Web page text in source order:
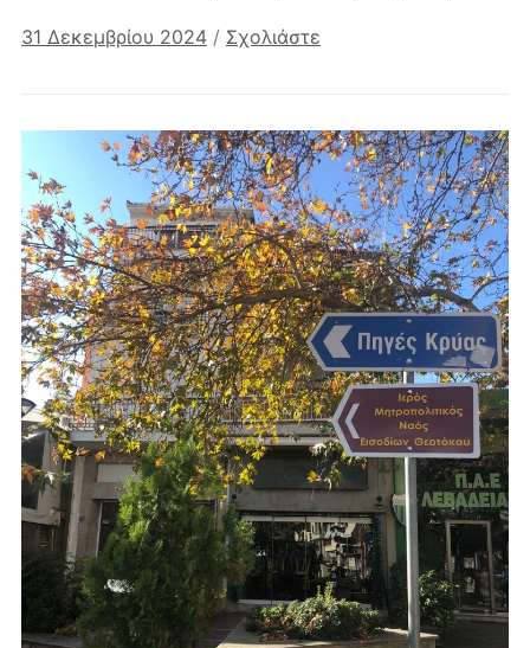
31 Δεκεμβρίου 2024 / Σχολιάστε